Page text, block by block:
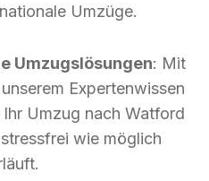
Umzüge.
Umzugslösungen: Mit
Expertenwissen
Umzug nach Watford
wie möglich